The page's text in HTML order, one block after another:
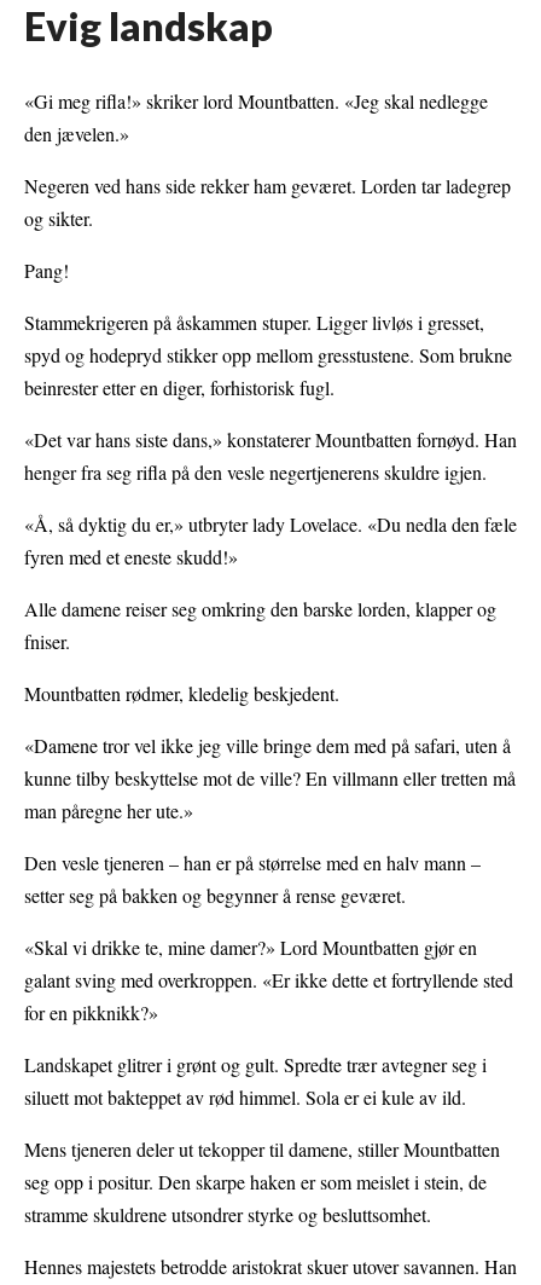
Evig landskap
«Gi meg rifla!» skriker lord Mountbatten. «Jeg skal nedlegge
den jævelen.»
Negeren ved hans side rekker ham geværet. Lorden tar ladegrep
og sikter.
Pang!
Stammekrigeren på åskammen stuper. Ligger livløs i gresset,
spyd og hodepryd stikker opp mellom gresstustene. Som brukne
beinrester etter en diger, forhistorisk fugl.
«Det var hans siste dans,» konstaterer Mountbatten fornøyd. Han
henger fra seg rifla på den vesle negertjenerens skuldre igjen.
«Å, så dyktig du er,» utbryter lady Lovelace. «Du nedla den fæle
fyren med et eneste skudd!»
Alle damene reiser seg omkring den barske lorden, klapper og
fniser.
Mountbatten rødmer, kledelig beskjedent.
«Damene tror vel ikke jeg ville bringe dem med på safari, uten å
kunne tilby beskyttelse mot de ville? En villmann eller tretten må
man påregne her ute.»
Den vesle tjeneren – han er på størrelse med en halv mann –
setter seg på bakken og begynner å rense geværet.
«Skal vi drikke te, mine damer?» Lord Mountbatten gjør en
galant sving med overkroppen. «Er ikke dette et fortryllende sted
for en pikknikk?»
Landskapet glitrer i grønt og gult. Spredte trær avtegner seg i
siluett mot bakteppet av rød himmel. Sola er ei kule av ild.
Mens tjeneren deler ut tekopper til damene, stiller Mountbatten
seg opp i positur. Den skarpe haken er som meislet i stein, de
stramme skuldrene utsondrer styrke og besluttsomhet.
Hennes majestets betrodde aristokrat skuer utover savannen. Han